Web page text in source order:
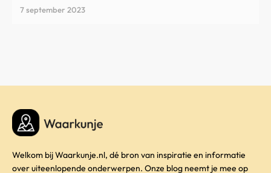
7 september 2023
Welkom bij Waarkunje.nl, dé bron van inspiratie en informatie
over uiteenlopende onderwerpen. Onze blog neemt je mee op